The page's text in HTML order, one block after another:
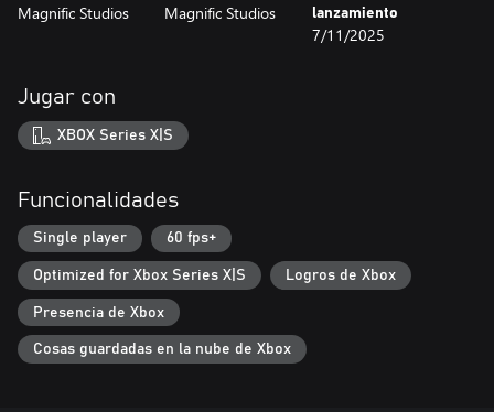
Magnific Studios Magnific Studios
lanzamiento
7/11/2025
Jugar con
XBOX Series X|S
Funcionalidades
Single player 60 fps+
Optimized for Xbox Series X|S Logros de Xbox
Presencia de Xbox
Cosas guardadas en la nube de Xbox